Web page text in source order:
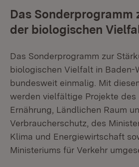
Das Sonderprogramm
der biologischen
Das Sonderprogramm zur
biologischen Vielfalt in Baden-
bundesweit einmalig. Mit
werden vielfältige Projekte des
Ernährung, Ländlichen Raum
Verbraucherschutz, des
Klima und Energiewirtschaft
Ministeriums für Verkehr